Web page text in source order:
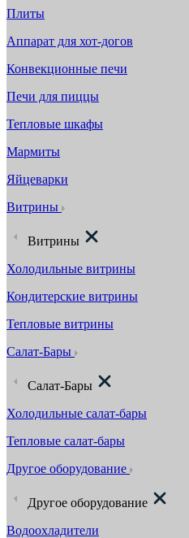
Плиты
Аппарат для хот-догов
Конвекционные печи
Печи для пиццы
Тепловые шкафы
Мармиты
Яйцеварки
Витрины
Витрины
Холодильные витрины
Кондитерские витрины
Тепловые витрины
Салат-Бары
Салат-Бары
Холодильные салат-бары
Тепловые салат-бары
Другое оборудование
Другое оборудование
Водоохладители